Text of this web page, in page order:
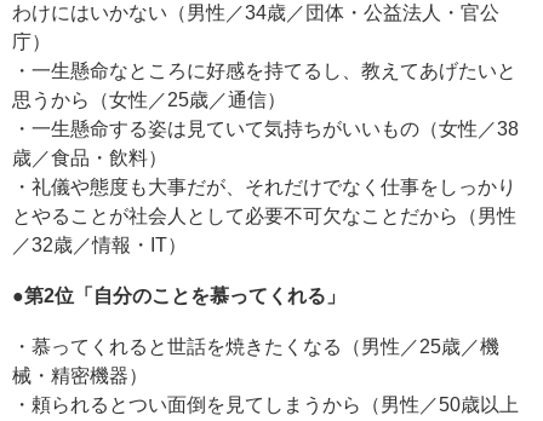
わけにはいかない（男性／34歳／団体・公益法人・官公
庁）
・一生懸命なところに好感を持てるし、教えてあげたいと
思うから（女性／25歳／通信）
・一生懸命する姿は見ていて気持ちがいいもの（女性／38
歳／食品・飲料）
・礼儀や態度も大事だが、それだけでなく仕事をしっかり
とやることが社会人として必要不可欠なことだから（男性
／32歳／情報・IT）
●第2位「自分のことを慕ってくれる」
・慕ってくれると世話を焼きたくなる（男性／25歳／機
械・精密機器）
・頼られるとつい面倒を見てしまうから（男性／50歳以上